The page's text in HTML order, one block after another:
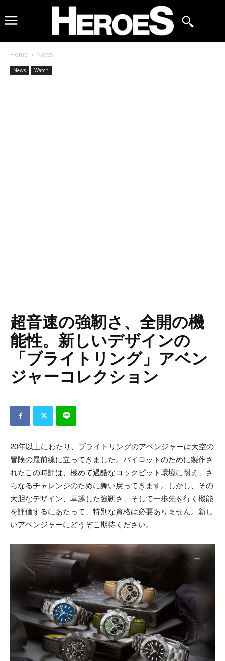
Home News
News Watch
超音速の強靭さ、全開の機
能性。新しいデザインの
「ブライトリング」アベン
ジャーコレクション
20年以上にわたり、ブライトリングのアベンジャーは大空の
冒険の最前線に立ってきました。パイロットのために製作さ
れたこの時計は、極めて過酷なコックピット環境に耐え、さ
らなるチャレンジのために舞い戻ってきます。しかし、その
大胆なデザイン、卓越した強靭さ、そして一歩先を行く機能
を評価するにあたって、特別な資格は必要ありません。新し
いアベンジャーにどうぞご期待ください。